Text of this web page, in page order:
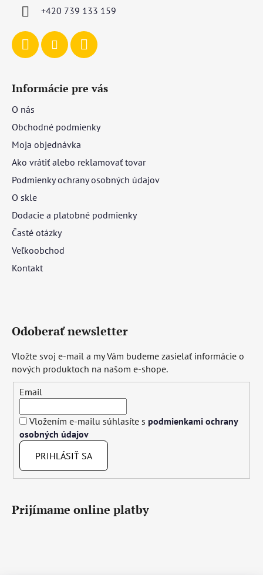
+420 739 133 159
Informácie pre vás
O nás
Obchodné podmienky
Moja objednávka
Ako vrátiť alebo reklamovať tovar
Podmienky ochrany osobných údajov
O skle
Dodacie a platobné podmienky
Časté otázky
Veľkoobchod
Kontakt
Odoberať newsletter
Vložte svoj e-mail a my Vám budeme zasielať informácie o
nových produktoch na našom e-shope.
Email
Vložením e-mailu súhlasíte s podmienkami ochrany
osobných údajov
PRIHLÁSIŤ SA
Prijímame online platby